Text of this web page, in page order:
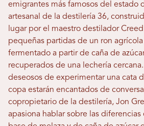
emigrantes más famosos del estado
artesanal de la destilería 36,
lugar por el maestro destilador
pequeñas partidas de un ron
fermentado a partir de caña de
recuperados de una lechería
deseosos de experimentar una cata
copa estarán encantados de
copropietario de la destilería, Jon
apasiona hablar sobre las diferencias